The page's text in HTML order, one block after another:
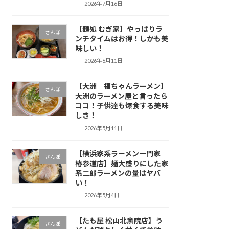
2026年7月16日
さんぽ
【麺処 むぎ家】やっぱりラ
ンチタイムはお得！しかも美
味しい！
2026年6月11日
さんぽ
【大洲 福ちゃんラーメン】
大洲のラーメン屋と言ったら
ココ！子供達も爆食する美味
しさ！
2026年5月11日
さんぽ
【横浜家系ラーメン一門家
椿参道店】麺大盛りにした家
系二郎ラーメンの量はヤバ
い！
2026年5月4日
さんぽ
【たも屋 松山北斎院店】う